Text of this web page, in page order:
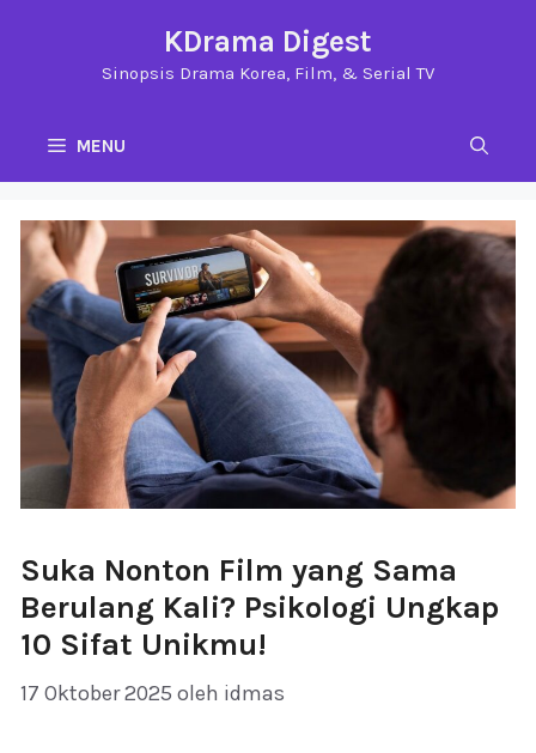
KDrama Digest
Sinopsis Drama Korea, Film, & Serial TV
MENU
Suka Nonton Film yang Sama
Berulang Kali? Psikologi Ungkap
10 Sifat Unikmu!
17 Oktober 2025 oleh idmas